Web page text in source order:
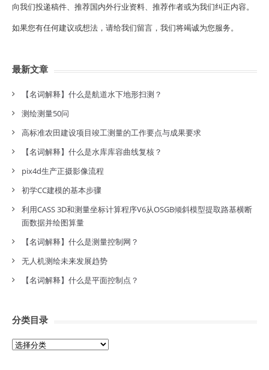
向我们投递稿件、推荐国内外行业资料、推荐作者或为我们纠正内容。
如果您有任何建议或想法，请给我们留言，我们将竭诚为您服务。
最新文章
【名词解释】什么是航道水下地形扫测？
测绘测量50问
高标准农田建设项目竣工测量的工作要点与成果要求
【名词解释】什么是水库库容曲线复核？
pix4d生产正摄影像流程
初学CC建模的基本步骤
利用CASS 3D和测量坐标计算程序V6从OSGB倾斜模型提取路基横断
面数据并绘图算量
【名词解释】什么是测量控制网？
无人机测绘未来发展趋势
【名词解释】什么是平面控制点？
分类目录
分